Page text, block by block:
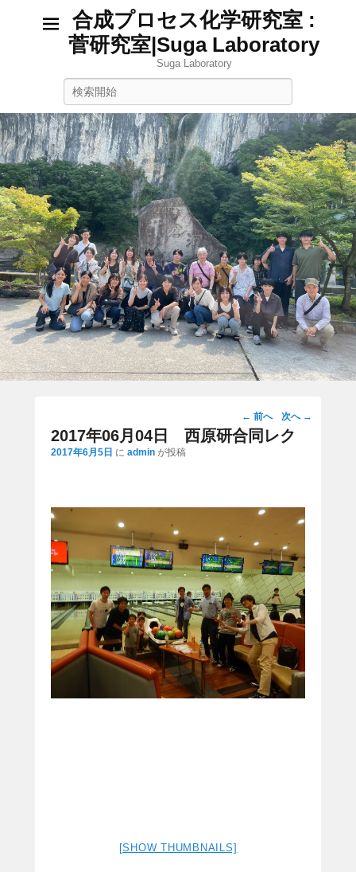
合成プロセス化学研究室 :
菅研究室|Suga Laboratory
Suga Laboratory
投
稿
ン
← 前へ 次へ →
2017年06月04日 西原研合同レク
2017年6月5日 に admin が投稿
[SHOW THUMBNAILS]